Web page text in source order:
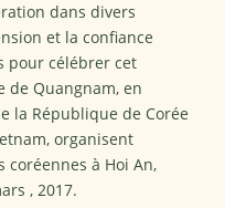
dans divers
et la confiance
pour célébrer cet
de Quangnam, en
la République de Corée
organisent
coréennes à Hoi An,
, 2017.